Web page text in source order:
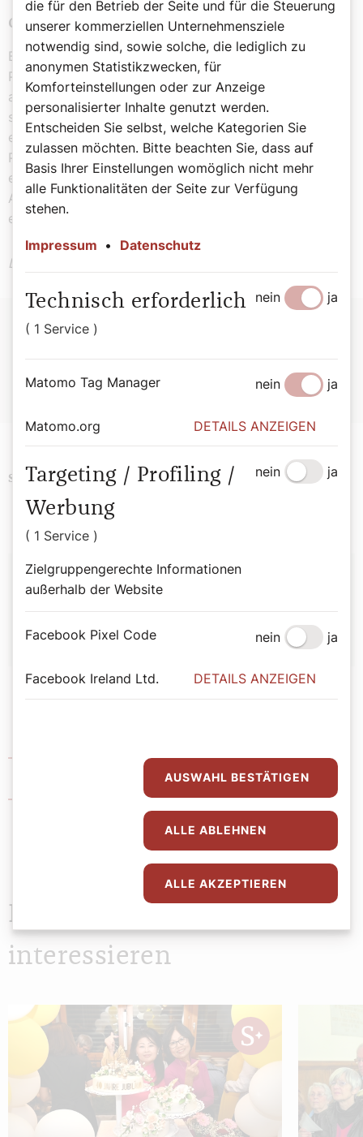
christlichen Menschenbildes
Besonders schmerzlich drückt sich diese fehlende
Perspektive im Bereich der Familienzusammenführung
aus. Die soll in Österreich massiv beschränkt werden, ja
sogar „gegen Null“ gehen, wie es der Innenminister
einmal ausgedrückt hat. Unsicherheit, Angst und
Perspektivenlosigkeit bei Kindern und ihren Familien zu
erzeugen kann nicht Sinn einer lösungsorientierten
Asylpolitik sein. Schon gar nicht vor dem Hintergrund
eines christlichen Menschenbildes.
Der Kommentar drückt ihre persönliche Meinung aus!
Katharina Renner (47)ist Vizepräsidentin der Katholischen
Schlagwörter Politik Soziales Religion
Autor:
Katholische Aktion Österreich
Das könnte Sie auch
interessieren
die für den Betrieb der Seite und für die Steuerung
unserer kommerziellen Unternehmensziele
notwendig sind, sowie solche, die lediglich zu
anonymen Statistikzwecken, für
Komforteinstellungen oder zur Anzeige
personalisierter Inhalte genutzt werden.
Entscheiden Sie selbst, welche Kategorien Sie
zulassen möchten. Bitte beachten Sie, dass auf
Basis Ihrer Einstellungen womöglich nicht mehr
alle Funktionalitäten der Seite zur Verfügung
stehen.
Impressum • Datenschutz
Technisch erforderlich
( 1 Service )
nein ja
Matomo Tag Manager nein ja
Matomo.org DETAILS ANZEIGEN
Targeting / Profiling /
Werbung
( 1 Service )
Zielgruppengerechte Informationen
außerhalb der Website
nein ja
Facebook Pixel Code nein ja
Facebook Ireland Ltd. DETAILS ANZEIGEN
AUSWAHL BESTÄTIGEN
ALLE ABLEHNEN
ALLE AKZEPTIEREN